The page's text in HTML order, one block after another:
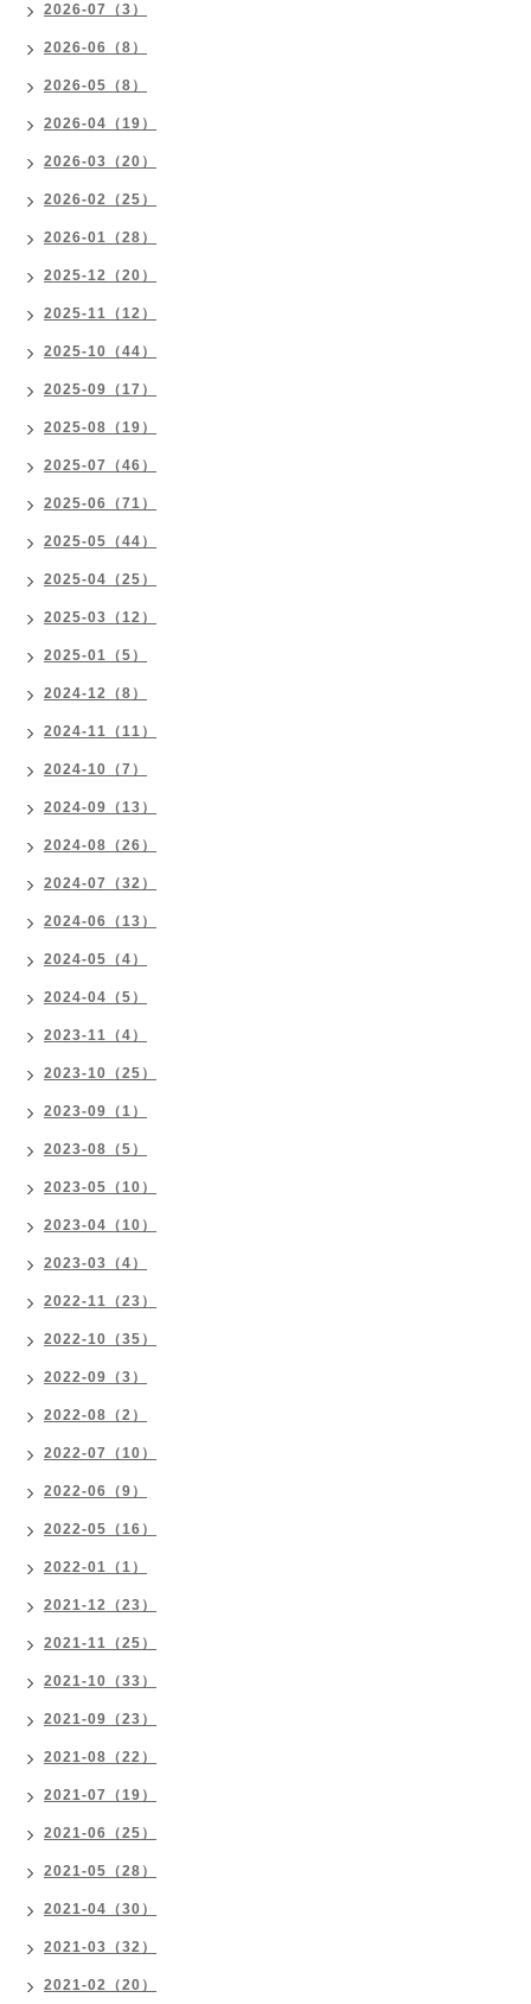
2026-07（3）
2026-06（8）
2026-05（8）
2026-04（19）
2026-03（20）
2026-02（25）
2026-01（28）
2025-12（20）
2025-11（12）
2025-10（44）
2025-09（17）
2025-08（19）
2025-07（46）
2025-06（71）
2025-05（44）
2025-04（25）
2025-03（12）
2025-01（5）
2024-12（8）
2024-11（11）
2024-10（7）
2024-09（13）
2024-08（26）
2024-07（32）
2024-06（13）
2024-05（4）
2024-04（5）
2023-11（4）
2023-10（25）
2023-09（1）
2023-08（5）
2023-05（10）
2023-04（10）
2023-03（4）
2022-11（23）
2022-10（35）
2022-09（3）
2022-08（2）
2022-07（10）
2022-06（9）
2022-05（16）
2022-01（1）
2021-12（23）
2021-11（25）
2021-10（33）
2021-09（23）
2021-08（22）
2021-07（19）
2021-06（25）
2021-05（28）
2021-04（30）
2021-03（32）
2021-02（20）